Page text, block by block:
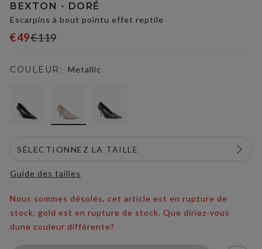
BEXTON - DORÉ
Escarpins à bout pointu effet reptile
€49€119
COULEUR: Metallic
Guide des tailles
Nous sommes désolés, cet article est en rupture de
stock, gold est en rupture de stock. Que diriez-vous
dune couleur différente?